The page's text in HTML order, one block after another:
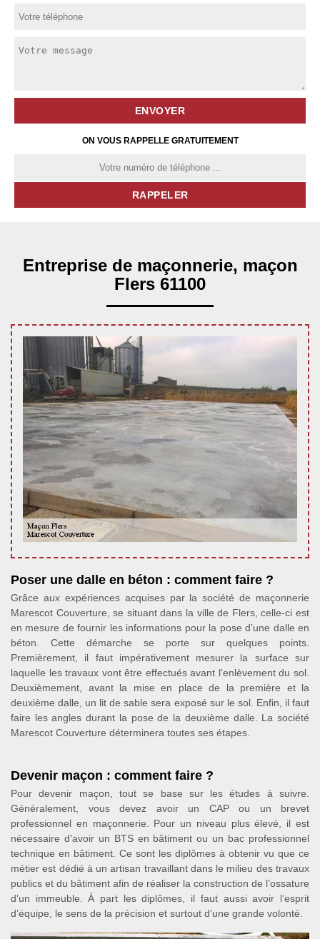
ON VOUS RAPPELLE GRATUITEMENT
Entreprise de maçonnerie, maçon
Flers 61100
Poser une dalle en béton : comment faire ?
Grâce aux expériences acquises par la société de maçonnerie
Marescot Couverture, se situant dans la ville de Flers, celle-ci est
en mesure de fournir les informations pour la pose d’une dalle en
béton. Cette démarche se porte sur quelques points.
Premièrement, il faut impérativement mesurer la surface sur
laquelle les travaux vont être effectués avant l’enlèvement du sol.
Deuxièmement, avant la mise en place de la première et la
deuxième dalle, un lit de sable sera exposé sur le sol. Enfin, il faut
faire les angles durant la pose de la deuxième dalle. La société
Marescot Couverture déterminera toutes ses étapes.
Devenir maçon : comment faire ?
Pour devenir maçon, tout se base sur les études à suivre.
Généralement, vous devez avoir un CAP ou un brevet
professionnel en maçonnerie. Pour un niveau plus élevé, il est
nécessaire d’avoir un BTS en bâtiment ou un bac professionnel
technique en bâtiment. Ce sont les diplômes à obtenir vu que ce
métier est dédié à un artisan travaillant dans le milieu des travaux
publics et du bâtiment afin de réaliser la construction de l’ossature
d’un immeuble. À part les diplômes, il faut aussi avoir l’esprit
d’équipe, le sens de la précision et surtout d’une grande volonté.